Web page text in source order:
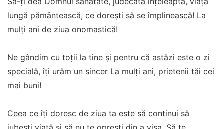
lungă pământească, ce doreşti să se împlinească! La
mulţi ani de ziua onomastică!
Ne gândim cu toţii la tine şi pentru că astăzi este o zi
specială, îţi urăm un sincer La mulţi ani, prietenii tăi cei
mai buni!
Ceea ce îți doresc de ziua ta este să continui să